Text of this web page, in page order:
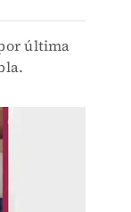
última